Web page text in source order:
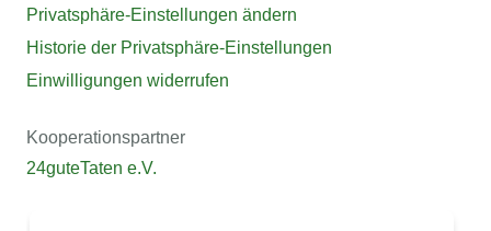
Privatsphäre-Einstellungen ändern
Historie der Privatsphäre-Einstellungen
Einwilligungen widerrufen
Kooperationspartner
24guteTaten e.V.